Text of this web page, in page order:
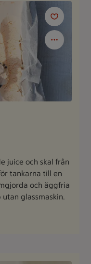
kommentarer
juice och skal från
tankarna till en
och äggfria
glassmaskin.